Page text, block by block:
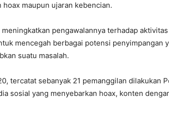
hoax maupun ujaran kebencian.
pengawalannya terhadap
mencegah berbagai potensi penyimpangan
suatu masalah.
tercatat sebanyak 21 pemanggilan dilakukan
sosial yang menyebarkan hoax, konten